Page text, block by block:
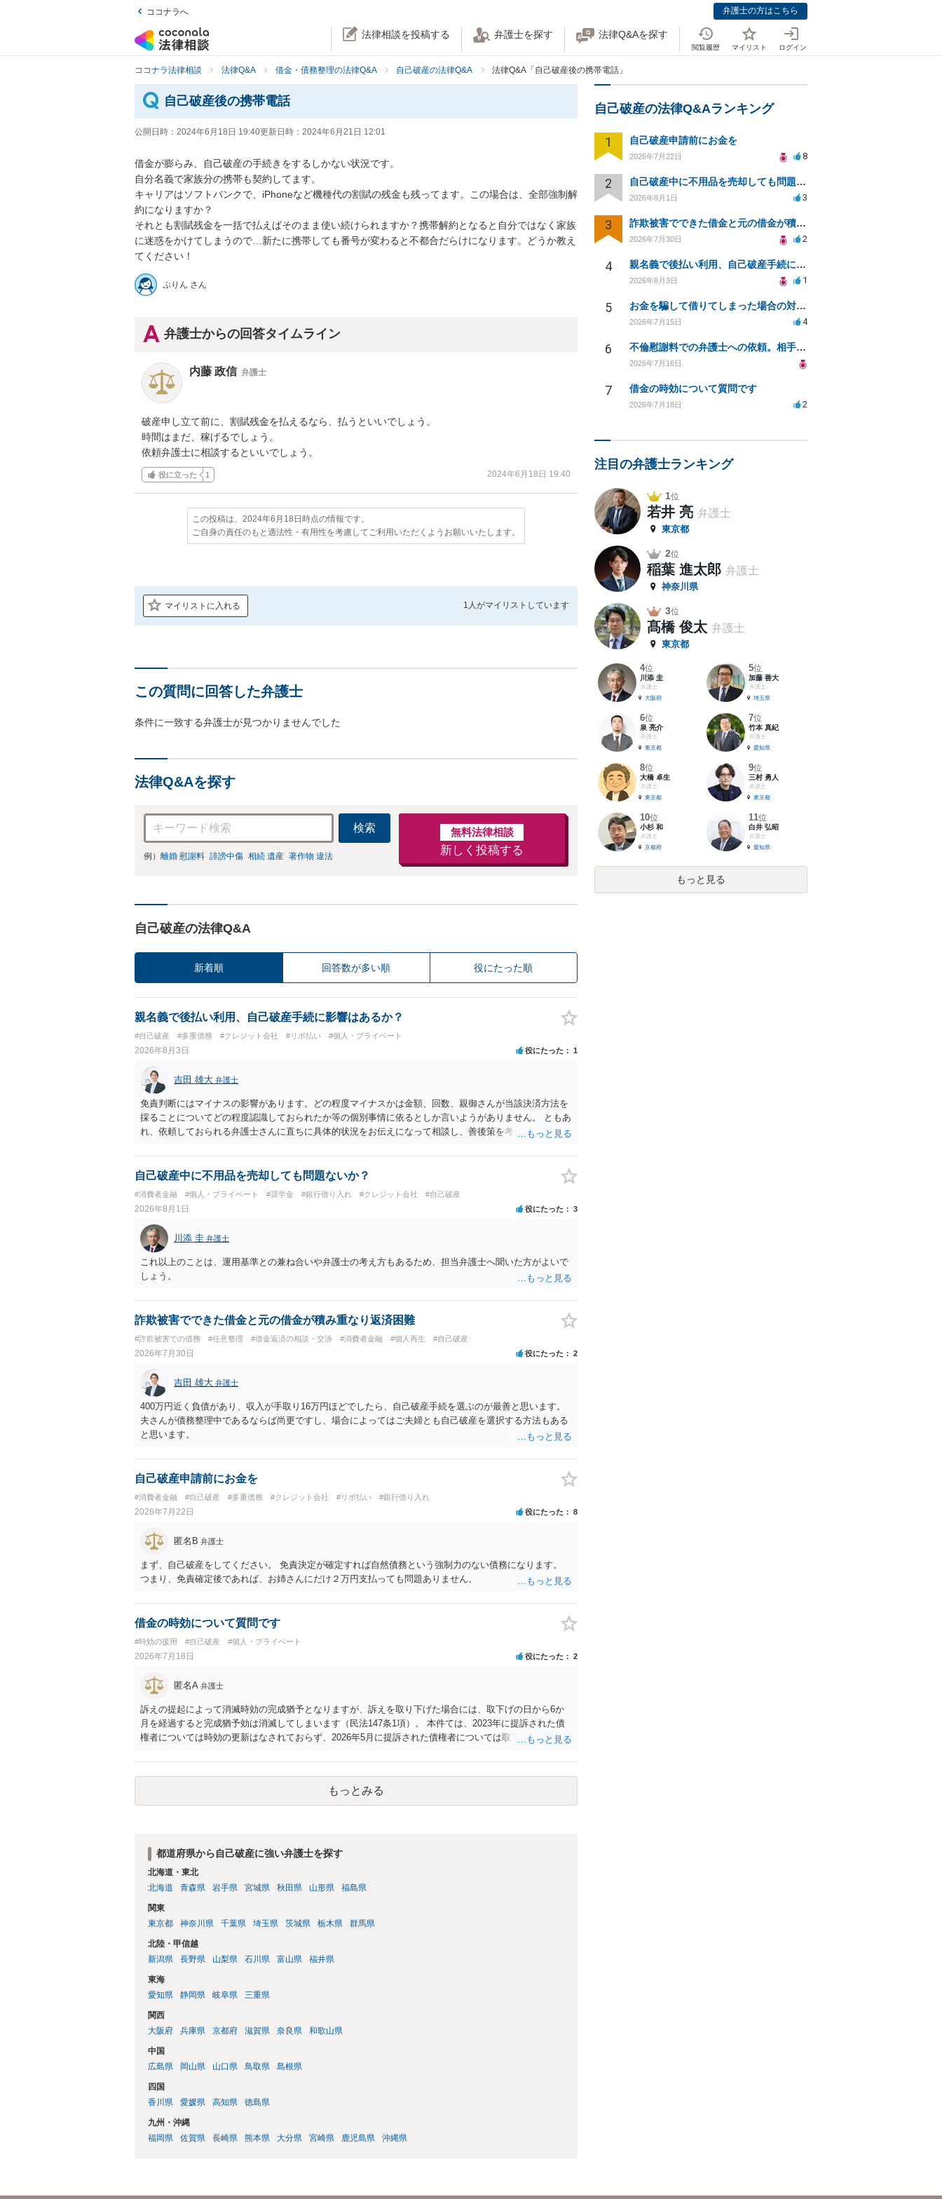
ココナラへ 弁護士の方はこちら
法律相談を投稿する 弁護士を探す 法律Q&Aを探す
閲覧履歴 マイリスト ログイン
ココナラ法律相談 法律Q&A 借金・債務整理の法律Q&A 自己破産の法律Q&A 法律Q&A「自己破産後の携帯電話」
自己破産後の携帯電話
公開日時： 2024年6月18日 19:40更新日時： 2024年6月21日 12:01
借金が膨らみ、自己破産の手続きをするしかない状況です。
自分名義で家族分の携帯も契約してます。
キャリアはソフトバンクで、iPhoneなど機種代の割賦の残金も残ってます。この場合は、全部強制解
約になりますか？
それとも割賦残金を一括で払えばそのまま使い続けられますか？携帯解約となると自分ではなく家族
に迷惑をかけてしまうので…新たに携帯しても番号が変わると不都合だらけになります。どうか教え
てください！
ぷりん さん
弁護士からの回答タイムライン
内藤 政信 弁護士
破産申し立て前に、割賦残金を払えるなら、払うといいでしょう。
時間はまだ、稼げるでしょう。
依頼弁護士に相談するといいでしょう。
役に立った 1 2024年6月18日 19:40
この投稿は、2024年6月18日時点の情報です。
ご自身の責任のもと適法性・有用性を考慮してご利用いただくようお願いいたします。
マイリストに入れる 1人がマイリストしています
この質問に回答した弁護士
条件に一致する弁護士が見つかりませんでした
法律Q&Aを探す
検索
例） 離婚 慰謝料 誹謗中傷 相続 遺産 著作物 違法
無料法律相談
新しく投稿する
自己破産の法律Q&A
新着順 回答数が多い順 役にたった順
親名義で後払い利用、自己破産手続に影響はあるか？
#自己破産 #多重債務 #クレジット会社 #リボ払い #個人・プライベート
2026年8月3日 役にたった 1
吉田 雄大 弁護士
免責判断にはマイナスの影響があります。どの程度マイナスかは金額、回数、親御さんが当該決済方法を
採ることについてどの程度認識しておられたか等の個別事情に依るとしか言いようがありません。 ともあ
れ、依頼しておられる弁護士さんに直ちに具体的状況をお伝えになって相談し、善後策を考えることをお
自己破産中に不用品を売却しても問題ないか？
#消費者金融 #個人・プライベート #奨学金 #銀行借り入れ #クレジット会社 #自己破産
2026年8月1日 役にたった 3
川添 圭 弁護士
これ以上のことは、運用基準との兼ね合いや弁護士の考え方もあるため、担当弁護士へ聞いた方がよいで
しょう。
詐欺被害でできた借金と元の借金が積み重なり返済困難
#詐欺被害での債務 #任意整理 #借金返済の相談・交渉 #消費者金融 #個人再生 #自己破産
2026年7月30日 役にたった 2
吉田 雄大 弁護士
400万円近く負債があり、収入が手取り16万円ほどでしたら、自己破産手続を選ぶのが最善と思います。
夫さんが債務整理中であるならば尚更ですし、場合によってはご夫婦とも自己破産を選択する方法もある
と思います。
自己破産申請前にお金を
#消費者金融 #自己破産 #多重債務 #クレジット会社 #リボ払い #銀行借り入れ
2026年7月22日 役にたった 8
匿名B 弁護士
まず、自己破産をしてください。 免責決定が確定すれば自然債務という強制力のない債務になります。
つまり、免責確定後であれば、お姉さんにだけ２万円支払っても問題ありません。
借金の時効について質問です
#時効の援用 #自己破産 #個人・プライベート
2026年7月18日 役にたった 2
匿名A 弁護士
訴えの提起によって消滅時効の完成猶予となりますが、訴えを取り下げた場合には、取下げの日から6か
月を経過すると完成猶予効は消滅してしまいます（民法147条1項）。 本件ては、2023年に提訴された債
権者については時効の更新はなされておらず、2026年5月に提訴された債権者については取下げ日から6か
い日ではなく期限の利益喪失日（通常は所定の分割の支払期日から1～2か月程度経過しても支払いがなけ
れば一括返済可能という契約になっている）ですので、時効期間の経過が2027年1月であるとは限りませ
もっとみる
都道府県から自己破産に強い弁護士を探す
北海道・東北
北海道
青森県 岩手県 宮城県 秋田県 山形県 福島県
関東
東京都
神奈川県 千葉県 埼玉県 茨城県 栃木県 群馬県
北陸・甲信越
新潟県
長野県 山梨県 石川県 富山県 福井県
東海
愛知県
静岡県 岐阜県 三重県
関西
大阪府
兵庫県 京都府 滋賀県 奈良県 和歌山県
中国
広島県
岡山県 山口県 鳥取県 島根県
四国
香川県
愛媛県 高知県 徳島県
九州・沖縄
福岡県
佐賀県 長崎県 熊本県 大分県 宮崎県 鹿児島県 沖縄県
自己破産の法律Q&Aランキング
1 自己破産申請前にお金を
2026年7月22日 8
2 自己破産中に不用品を売却しても問題ないか？
2026年8月1日 3
3 詐欺被害でできた借金と元の借金が積み重なり返済困難
2026年7月30日 2
4 親名義で後払い利用、自己破産手続に影響はあるか？
2026年8月3日 1
5 お金を騙して借りてしまった場合の対処法と今後の対応策
2026年7月15日 4
6 不倫慰謝料での弁護士への依頼。相手が自己破産、弁護士との契約範囲は？
2026年7月16日
7 借金の時効について質問です
2026年7月18日 2
注目の弁護士ランキング
1位
若井 亮 弁護士
東京都
2位
稲葉 進太郎 弁護士
神奈川県
3位
髙橋 俊太 弁護士
東京都
4位
川添 圭
弁護士
大阪府
5位
加藤 善大
弁護士
埼玉県
6位
泉 亮介
弁護士
東京都
7位
竹本 真紀
弁護士
愛知県
8位
大橋 卓生
弁護士
東京都
9位
三村 勇人
弁護士
東京都
10位
小杉 和
弁護士
京都府
11位
白井 弘昭
弁護士
愛知県
もっと見る